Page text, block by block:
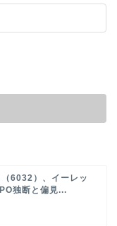
6032）、イーレッ
独断と偏見...